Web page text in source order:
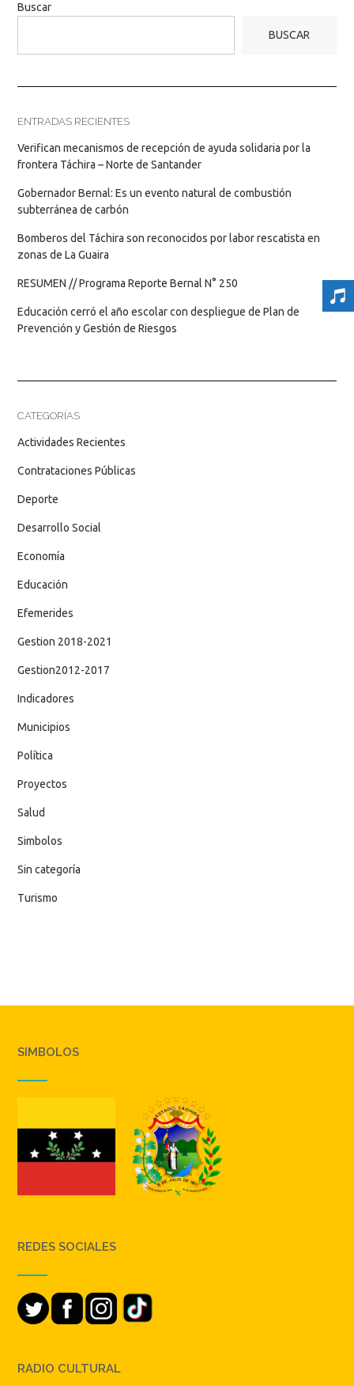
Buscar
BUSCAR
ENTRADAS RECIENTES
Verifican mecanismos de recepción de ayuda solidaria por la
frontera Táchira – Norte de Santander
Gobernador Bernal: Es un evento natural de combustión
subterránea de carbón
Bomberos del Táchira son reconocidos por labor rescatista en
zonas de La Guaira
RESUMEN // Programa Reporte Bernal N° 250
Educación cerró el año escolar con despliegue de Plan de
Prevención y Gestión de Riesgos
CATEGORÍAS
Actividades Recientes
Contrataciones Públicas
Deporte
Desarrollo Social
Economía
Educación
Efemerides
Gestion 2018-2021
Gestion2012-2017
Indicadores
Municipios
Política
Proyectos
Salud
Simbolos
Sin categoría
Turismo
SIMBOLOS
REDES SOCIALES
RADIO CULTURAL